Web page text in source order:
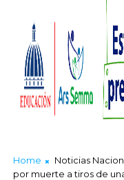
Home Noticias
por muerte a tiros de